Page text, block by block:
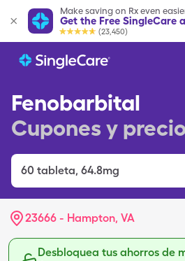
Make saving on Rx even
Get the Free SingleCare
(23,450)
Fenobarbital
Cupones y
60 tableta, 64.8mg
23666 - Hampton, VA
Desbloquea tus ahorros de